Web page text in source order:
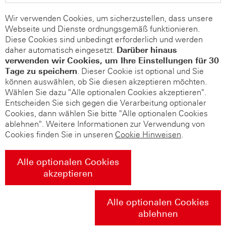
Wir verwenden Cookies, um sicherzustellen, dass unsere
Webseite und Dienste ordnungsgemäß funktionieren.
Diese Cookies sind unbedingt erforderlich und werden
daher automatisch eingesetzt. Darüber hinaus
verwenden wir Cookies, um Ihre Einstellungen für 30
Tage zu speichern. Dieser Cookie ist optional und Sie
können auswählen, ob Sie diesen akzeptieren möchten.
Wählen Sie dazu "Alle optionalen Cookies akzeptieren".
Entscheiden Sie sich gegen die Verarbeitung optionaler
Cookies, dann wählen Sie bitte "Alle optionalen Cookies
ablehnen". Weitere Informationen zur Verwendung von
Cookies finden Sie in unseren Cookie Hinweisen.
Alle optionalen Cookies
akzeptieren
Alle optionalen Cookies
ablehnen